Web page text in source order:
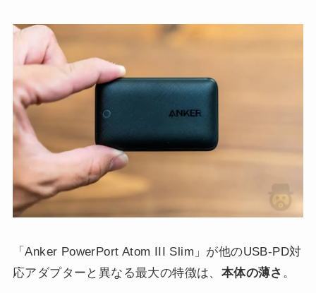
「Anker PowerPort Atom III Slim」が他のUSB-PD対
応アダプターと異なる最大の特徴は、 本体の薄さ 。